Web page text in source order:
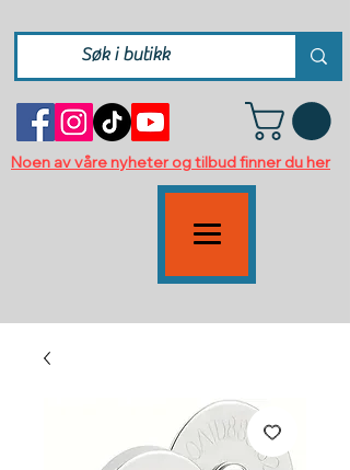
Noen av våre nyheter og tilbud finner du her